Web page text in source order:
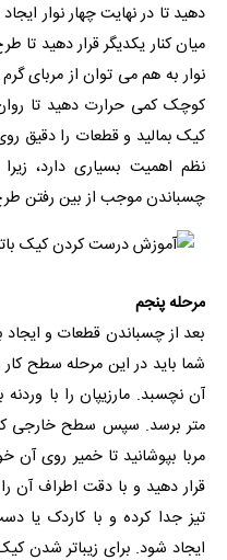
دهید تا در نهایت چهار نوار
میان کنار یکدیگر قرار دهید
نوار به هم می توان از مربای
کوچک کمی حرارت دهید تا
کیک بمالید و قطعات را دقیق
نظم اهمیت بسیاری دارد،
چسباندن موجب از بین رفتن
مرحله پنجم
بعد از چسباندن قطعات و
شما باید در این مرحله سطح کار
آن نچسبد. مارزیپان را با
متر برسد. سپس سطح خارجی
مربا بپوشانید تا خمیر روی
قرار دهید و با دقت اطراف آن
تیز جدا کرده و با کاردک یا
ایجاد شود. برای زیباتر شدن